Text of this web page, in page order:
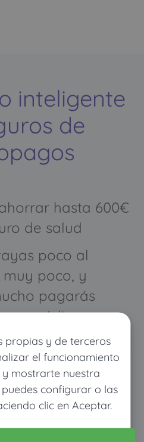
propias y de terceros
el funcionamiento
mostrarte nuestra
configurar o las
clic en Aceptar.
inteligente
de
hasta 600€
de salud
poco al
poco, y
pagarás
médico